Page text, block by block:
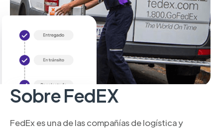
Sobre FedEX
FedEx es una de las compañías de logística y